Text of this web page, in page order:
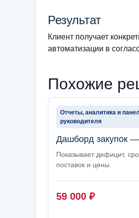
Результат
Клиент получает
автоматизации в
Похожие
Отчеты, аналитика и
руководителя
Дашборд закупок
Показывает дефицит,
поставок и цены.
59 000 ₽